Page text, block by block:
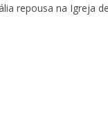
repousa na Igreja